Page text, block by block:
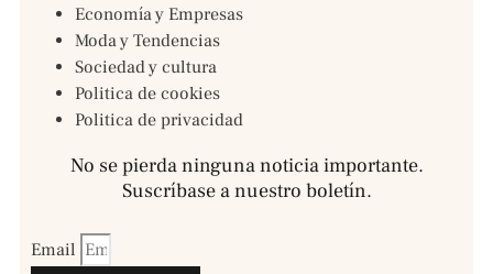
Economía y Empresas
Moda y Tendencias
Sociedad y cultura
Politica de cookies
Politica de privacidad
No se pierda ninguna noticia importante.
Suscríbase a nuestro boletín.
Email